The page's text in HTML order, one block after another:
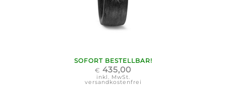
SOFORT BESTELLBAR!
€ 435,00
inkl. MwSt.
versandkostenfrei